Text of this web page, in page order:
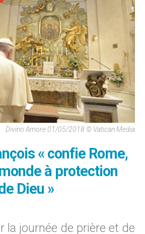
Divino Amore 01/05/2018 © Vatican Media
« confie Rome,
à protection
Dieu »
la journée de prière et de